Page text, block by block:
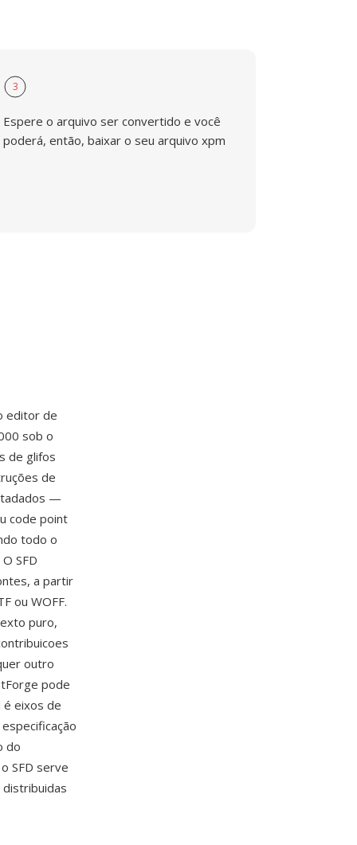
3
Espere o arquivo ser convertido e você
poderá, então, baixar o seu arquivo xpm
editor de
sob o
de glifos
de
—
code point
todo o
SFD
a partir
ou WOFF.
puro,
outro
pode
eixos de
do
SFD serve